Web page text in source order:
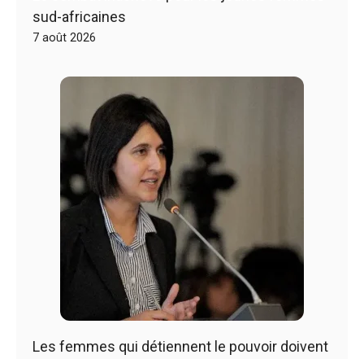
sud-africaines
7 août 2026
Les femmes qui détiennent le pouvoir doivent